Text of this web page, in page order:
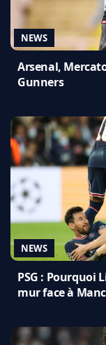
NEWS
Arsenal,
Gunners
NEWS
PSG : Pourquoi
mur face à